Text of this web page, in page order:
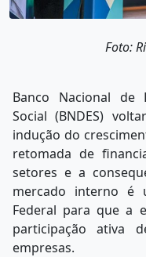
Foto:
Banco Nacional de
Social (BNDES)
indução do
retomada de
setores e a
mercado interno é
Federal para que a
participação ativa
empresas.